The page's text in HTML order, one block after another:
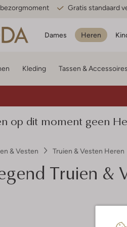
Gratis standaard
Dames Heren
Kleding Tassen & Accessoires
op dit moment geen
& Vesten Truien & Vesten Heren
Truien &